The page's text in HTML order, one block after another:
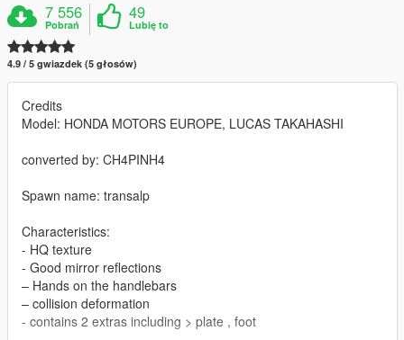
7 556
Pobrań
49
Lubię to
4.9 / 5 gwiazdek (5 głosów)
Credits
Model: HONDA MOTORS EUROPE, LUCAS TAKAHASHI
converted by: CH4PINH4
Spawn name: transalp
Characteristics:
- HQ texture
- Good mirror reflections
– Hands on the handlebars
– collision deformation
- contains 2 extras including > plate , foot